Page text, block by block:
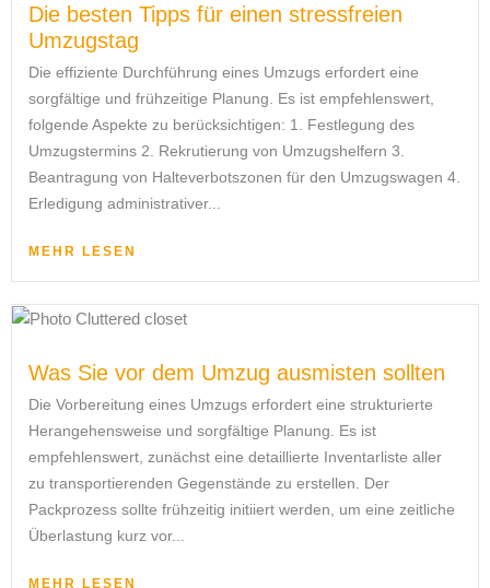
Die besten Tipps für einen stressfreien
Umzugstag
Die effiziente Durchführung eines Umzugs erfordert eine
sorgfältige und frühzeitige Planung. Es ist empfehlenswert,
folgende Aspekte zu berücksichtigen: 1. Festlegung des
Umzugstermins 2. Rekrutierung von Umzugshelfern 3.
Beantragung von Halteverbotszonen für den Umzugswagen 4.
Erledigung administrativer...
MEHR LESEN
Was Sie vor dem Umzug ausmisten sollten
Die Vorbereitung eines Umzugs erfordert eine strukturierte
Herangehensweise und sorgfältige Planung. Es ist
empfehlenswert, zunächst eine detaillierte Inventarliste aller
zu transportierenden Gegenstände zu erstellen. Der
Packprozess sollte frühzeitig initiiert werden, um eine zeitliche
Überlastung kurz vor...
MEHR LESEN